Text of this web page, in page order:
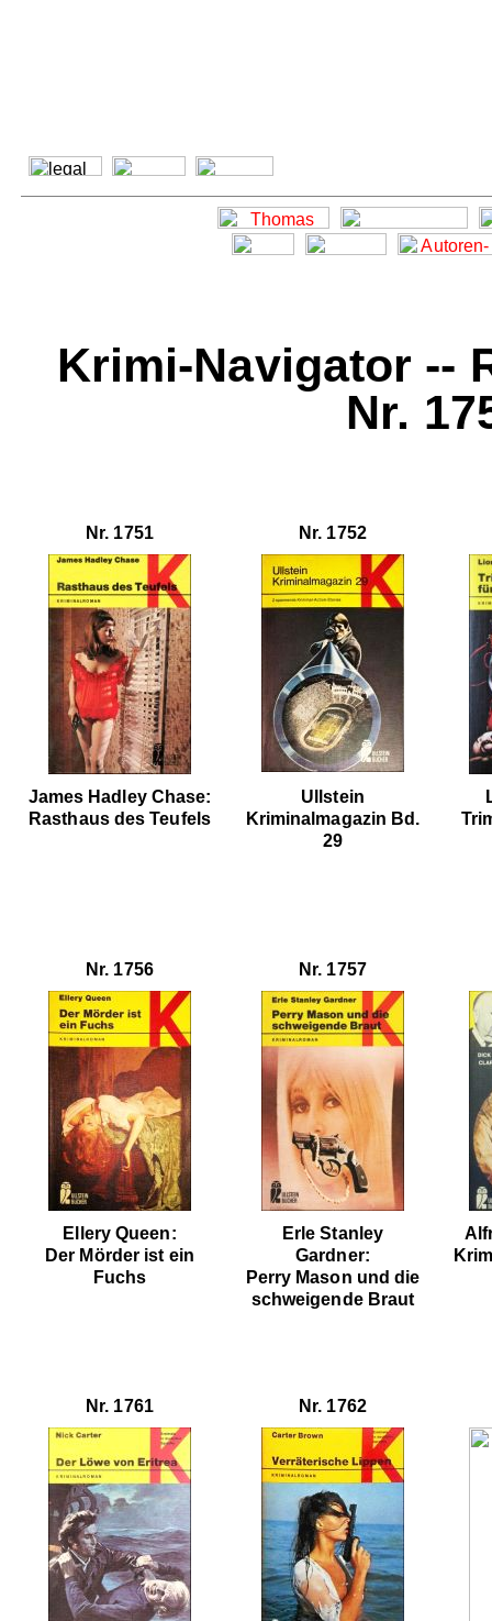
Krimi-Navigator --
Nr.
Nr. 1751 Nr. 1752
James Hadley Chase:
Rasthaus des Teufels
Ullstein
Kriminalmagazin Bd.
29
Nr. 1756 Nr. 1757
Ellery Queen:
Der Mörder ist ein
Fuchs
Erle Stanley
Gardner:
Perry Mason und die
schweigende Braut
Nr. 1761 Nr. 1762